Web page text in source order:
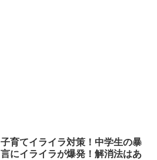
子育てイライラ対策！中学生の暴
言にイライラが爆発！解消法はあ